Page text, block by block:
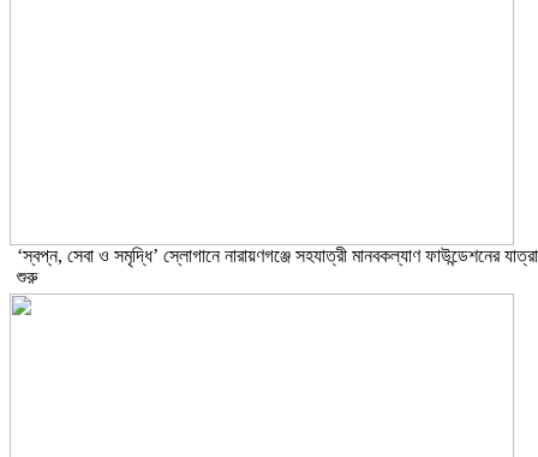
‘স্বপ্ন, সেবা ও সমৃদ্ধি’ স্লোগানে নারায়ণগঞ্জে সহযাত্রী মানবকল্যাণ ফাউন্ডেশনের যাত্রা
শুরু